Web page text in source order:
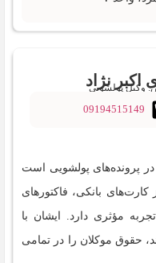
اکبر نژاد
وکیل پولشویی
09194515149
در پرونده‌های پولشویی است
بانکی، فاکتورهای
مؤثری دارد. ایشان با
حقوق موکلان را در تمامی